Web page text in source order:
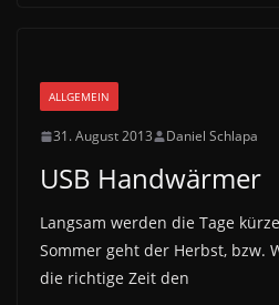
ALLGEMEIN
31. August 2013 Daniel Schlapa
USB Handwärmer
Langsam werden die Tage
Sommer geht der Herbst, bzw.
die richtige Zeit den